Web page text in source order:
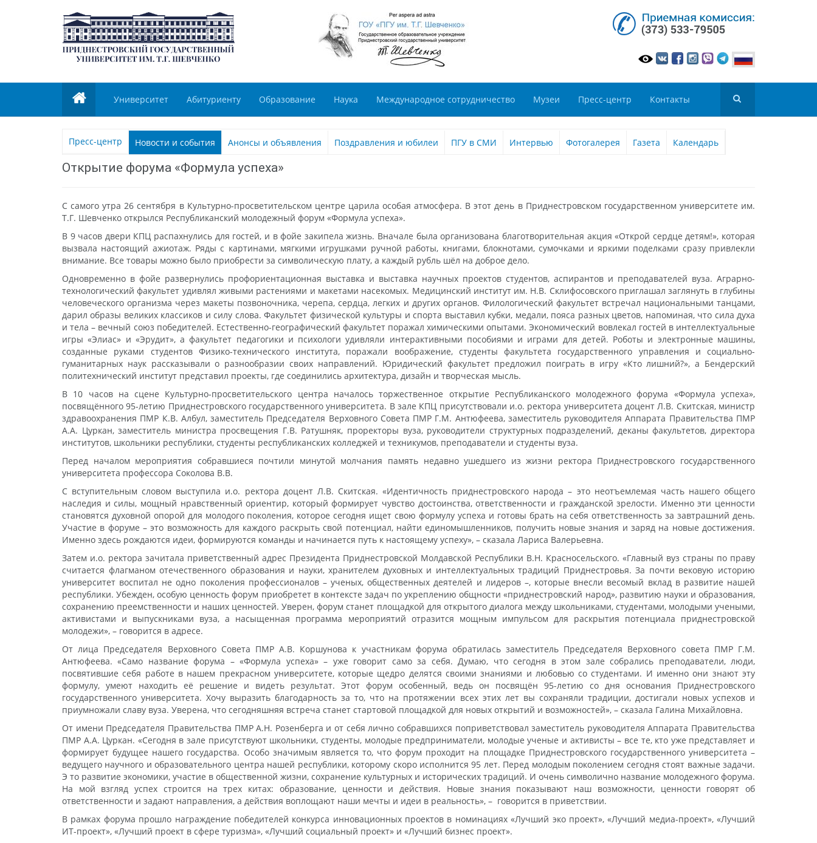
Университет Абитуриенту Образование Наука Международное сотрудничество Музеи Пресс-центр Контакты
Пресс-центр Новости и события Анонсы и объявления Поздравления и юбилеи ПГУ в СМИ Интервью Фотогалерея Газета Календарь
Открытие форума «Формула успеха»
С самого утра 26 сентября в Культурно-просветительском центре царила особая атмосфера. В этот день в Приднестровском государственном университете им.
Т.Г. Шевченко открылся Республиканский молодежный форум «Формула успеха».
В 9 часов двери КПЦ распахнулись для гостей, и в фойе закипела жизнь. Вначале была организована благотворительная акция «Открой сердце детям!», которая
вызвала настоящий ажиотаж. Ряды с картинами, мягкими игрушками ручной работы, книгами, блокнотами, сумочками и яркими поделками сразу привлекли
внимание. Все товары можно было приобрести за символическую плату, а каждый рубль шёл на доброе дело.
Одновременно в фойе развернулись профориентационная выставка и выставка научных проектов студентов, аспирантов и преподавателей вуза. Аграрно-
технологический факультет удивлял живыми растениями и макетами насекомых. Медицинский институт им. Н.В. Склифосовского приглашал заглянуть в глубины
человеческого организма через макеты позвоночника, черепа, сердца, легких и других органов. Филологический факультет встречал национальными танцами,
дарил образы великих классиков и силу слова. Факультет физической культуры и спорта выставил кубки, медали, пояса разных цветов, напоминая, что сила духа
и тела – вечный союз победителей. Естественно-географический факультет поражал химическими опытами. Экономический вовлекал гостей в интеллектуальные
игры «Элиас» и «Эрудит», а факультет педагогики и психологи удивляли интерактивными пособиями и играми для детей. Роботы и электронные машины,
созданные руками студентов Физико-технического института, поражали воображение, студенты факультета государственного управления и социально-
гуманитарных наук рассказывали о разнообразии своих направлений. Юридический факультет предложил поиграть в игру «Кто лишний?», а Бендерский
политехнический институт представил проекты, где соединились архитектура, дизайн и творческая мысль.
В 10 часов на сцене Культурно-просветительского центра началось торжественное открытие Республиканского молодежного форума «Формула успеха»,
посвящённого 95-летию Приднестровского государственного университета. В зале КПЦ присутствовали и.о. ректора университета доцент Л.В. Скитская, министр
здравоохранения ПМР К.В. Албул, заместитель Председателя Верховного Совета ПМР Г.М. Антюфеева, заместитель руководителя Аппарата Правительства ПМР
А.А. Цуркан, заместитель министра просвещения Г.В. Ратушняк, проректоры вуза, руководители структурных подразделений, деканы факультетов, директора
институтов, школьники республики, студенты республиканских колледжей и техникумов, преподаватели и студенты вуза.
Перед началом мероприятия собравшиеся почтили минутой молчания память недавно ушедшего из жизни ректора Приднестровского государственного
университета профессора Соколова В.В.
С вступительным словом выступила и.о. ректора доцент Л.В. Скитская. «Идентичность приднестровского народа – это неотъемлемая часть нашего общего
наследия и силы, мощный нравственный ориентир, который формирует чувство достоинства, ответственности и гражданской зрелости. Именно эти ценности
становятся духовной опорой для молодого поколения, которое сегодня ищет свою формулу успеха и готовы брать на себя ответственность за завтрашний день.
Участие в форуме – это возможность для каждого раскрыть свой потенциал, найти единомышленников, получить новые знания и заряд на новые достижения.
Именно здесь рождаются идеи, формируются команды и начинается путь к настоящему успеху», – сказала Лариса Валерьевна.
Затем и.о. ректора зачитала приветственный адрес Президента Приднестровской Молдавской Республики В.Н. Красносельского. «Главный вуз страны по праву
считается флагманом отечественного образования и науки, хранителем духовных и интеллектуальных традиций Приднестровья. За почти вековую историю
университет воспитал не одно поколения профессионалов – ученых, общественных деятелей и лидеров –, которые внесли весомый вклад в развитие нашей
республики. Убежден, особую ценность форум приобретет в контексте задач по укреплению общности «приднестровский народ», развитию науки и образования,
сохранению преемственности и наших ценностей. Уверен, форум станет площадкой для открытого диалога между школьниками, студентами, молодыми учеными,
активистами и выпускниками вуза, а насыщенная программа мероприятий отразится мощным импульсом для раскрытия потенциала приднестровской
молодежи», – говорится в адресе.
От лица Председателя Верховного Совета ПМР А.В. Коршунова к участникам форума обратилась заместитель Председателя Верховного совета ПМР Г.М.
Антюфеева. «Само название форума – «Формула успеха» – уже говорит само за себя. Думаю, что сегодня в этом зале собрались преподаватели, люди,
посвятившие себя работе в нашем прекрасном университете, которые щедро делятся своими знаниями и любовью со студентами. И именно они знают эту
формулу, умеют находить её решение и видеть результат. Этот форум особенный, ведь он посвящён 95-летию со дня основания Приднестровского
государственного университета. Хочу выразить благодарность за то, что на протяжении всех этих лет вы сохраняли традиции, достигали новых успехов и
приумножали славу вуза. Уверена, что сегодняшняя встреча станет стартовой площадкой для новых открытий и возможностей», – сказала Галина Михайловна.
От имени Председателя Правительства ПМР А.Н. Розенберга и от себя лично собравшихся поприветствовал заместитель руководителя Аппарата Правительства
ПМР А.А. Цуркан. «Сегодня в зале присутствуют школьники, студенты, молодые предприниматели, молодые ученые и активисты – все те, кто уже представляет и
формирует будущее нашего государства. Особо значимым является то, что форум проходит на площадке Приднестровского государственного университета –
ведущего научного и образовательного центра нашей республики, которому скоро исполнится 95 лет. Перед молодым поколением сегодня стоят важные задачи.
Э то развитие экономики, участие в общественной жизни, сохранение культурных и исторических традиций. И очень символично название молодежного форума.
На мой взгляд успех строится на трех китах: образование, ценности и действия. Новые знания показывают наш возможности, ценности говорят об
ответственности и задают направления, а действия воплощают наши мечты и идеи в реальность», ­– ­ говорится в приветствии.
В рамках форума прошло награждение победителей конкурса инновационных проектов в номинациях «Лучший эко проект», «Лучший медиа-проект», «Лучший
ИТ-проект», «Лучший проект в сфере туризма», «Лучший социальный проект» и «Лучший бизнес проект».